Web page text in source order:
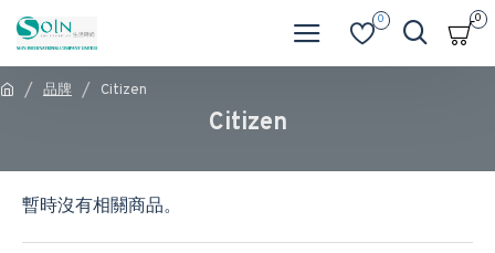
0 0
品牌 Citizen
Citizen
暫時沒有相關商品。